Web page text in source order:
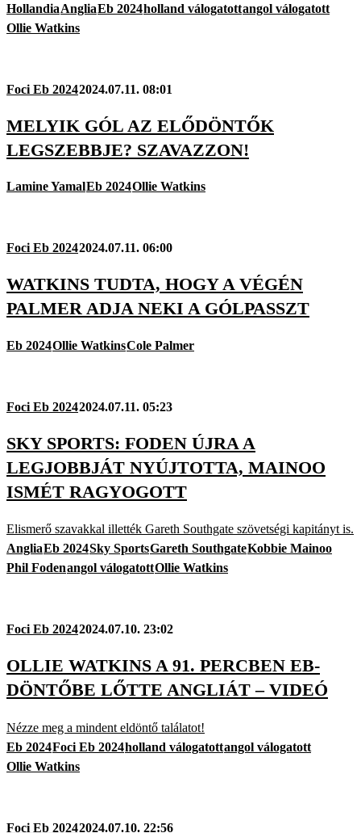
HollandiaAngliaEb 2024holland válogatottangol válogatott
Ollie Watkins
Foci Eb 20242024.07.11. 08:01
MELYIK GÓL AZ ELŐDÖNTŐK
LEGSZEBBJE? SZAVAZZON!
Lamine YamalEb 2024Ollie Watkins
Foci Eb 20242024.07.11. 06:00
WATKINS TUDTA, HOGY A VÉGÉN
PALMER ADJA NEKI A GÓLPASSZT
Eb 2024Ollie WatkinsCole Palmer
Foci Eb 20242024.07.11. 05:23
SKY SPORTS: FODEN ÚJRA A
LEGJOBBJÁT NYÚJTOTTA, MAINOO
ISMÉT RAGYOGOTT
Elismerő szavakkal illették Gareth Southgate szövetségi kapitányt is.
AngliaEb 2024Sky SportsGareth SouthgateKobbie Mainoo
Phil Fodenangol válogatottOllie Watkins
Foci Eb 20242024.07.10. 23:02
OLLIE WATKINS A 91. PERCBEN EB-
DÖNTŐBE LŐTTE ANGLIÁT – VIDEÓ
Nézze meg a mindent eldöntő találatot!
Eb 2024Foci Eb 2024holland válogatottangol válogatott
Ollie Watkins
Foci Eb 20242024.07.10. 22:56